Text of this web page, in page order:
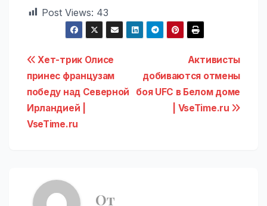
Post Views: 43
Навигация
по
записям
Активисты
добиваются отмены
боя UFC в Белом доме
| VseTime.ru
Хет-трик Олисе
принес французам
победу над Северной
Ирландией |
VseTime.ru
От